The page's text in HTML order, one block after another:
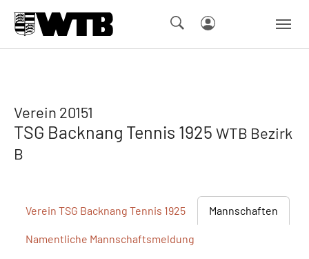
Verein 20151
TSG Backnang Tennis 1925 WTB Bezirk
B
Verein TSG Backnang Tennis 1925 Mannschaften
Namentliche Mannschaftsmeldung